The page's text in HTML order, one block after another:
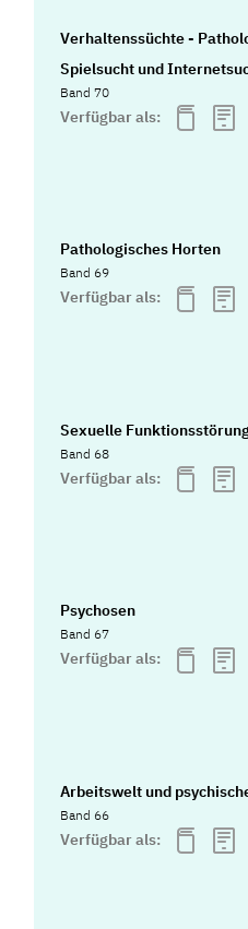
Verhaltenssüchte -
Spielsucht und
Band 70
Verfügbar als:
Pathologisches Horten
Band 69
Verfügbar als:
Sexuelle
Band 68
Verfügbar als:
Psychosen
Band 67
Verfügbar als:
Arbeitswelt und
Band 66
Verfügbar als: